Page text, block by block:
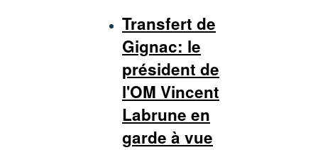
Transfert de
Gignac: le
président de
l'OM Vincent
Labrune en
garde à vue